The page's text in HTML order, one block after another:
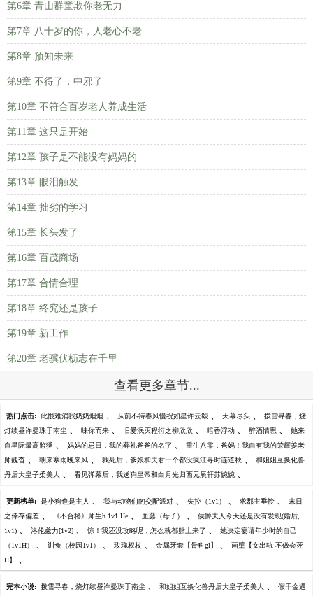
第6章 青山群童欺你老无力
第7章 八十岁的你，人老心不老
第8章 预知未来
第9章 不得了，中邪了
第10章 不符合百岁老人养成生活
第11章 这只是开始
第12章 孩子是不能没有妈妈的
第13章 眼泪触发
第14章 拙劣的学习
第15章 长头发了
第16章 百茂商场
第17章 合情合理
第18章 终究还是孩子
第19章 新工作
第20章 老骥伏枥志在千里
查看更多章节...
热门点击: 此恨难消我奶奶烟烟 、 从前不待春风慢祝如星许云毅 、 天幕尽头 、 拨雪寻春，烧
灯续昼许曼珠于南尘 、 味你而来 、 旧爱泯灭程衍之柳欣欣 、 暗香浮动 、 醉酒情思 、 她来
自星际最高监狱 、 妈妈的忌日，我的葬礼爸爸的名字 、 重生八零，爸妈！我自有我的荣耀姜老
师魏杳 、 朝来寒雨晚来风 、 我死后，爹娘和夫君一个都没疯江寻时连道秋 、 和姐姐互换化兽
丹后大皇子柔美人 、 看见弹幕后，我送狗皇帝和白月光归西元辰轩苏婉婉 、
更新榜单: 是小狗也是主人 、 我与动物们的交配派对 、 失控（1v1） 、 求郡主垂怜 、 末日
之倖存偏差 、 《不合格》师生h 1v1 He 、 血藤（母子） 、 侯爵夫人今天还是没有发现(婚后,
1v1) 、 洛伦兹力[1v2] 、 惊！我还没攻略呢，怎么就都贴上来了 、 她决定宴请年少时的自己
（1v1H） 、 训兔（校园1v1） 、 玫瑰权杖 、 金属牙套【骨科gl】 、 画壁【女出轨 不做会死
H】 、
完本小说: 拨雪寻春，烧灯续昼许曼珠于南尘 、 和姐姐互换化兽丹后大皇子柔美人 、 假千金遇